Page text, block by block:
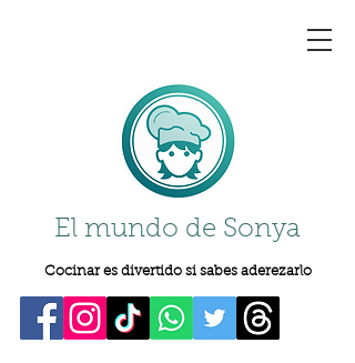
El mundo de Sonya
Cocinar es divertido si sabes aderezarlo